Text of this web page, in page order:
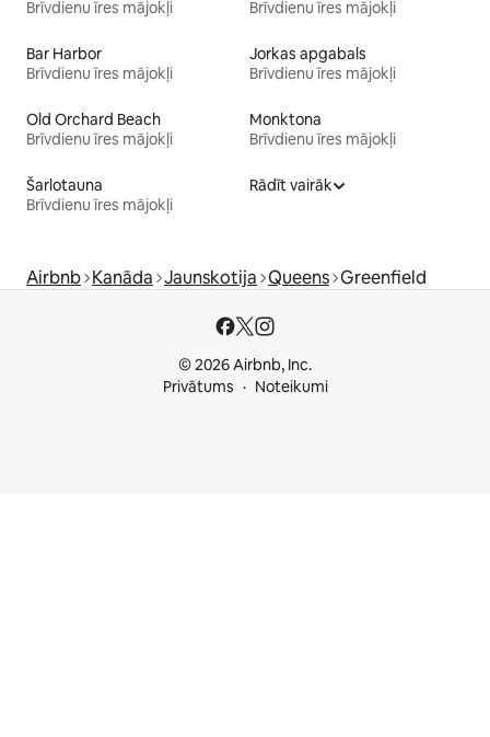
Brīvdienu īres mājokļi Brīvdienu īres mājokļi
Bar Harbor
Brīvdienu īres mājokļi
Jorkas apgabals
Brīvdienu īres mājokļi
Old Orchard Beach
Brīvdienu īres mājokļi
Monktona
Brīvdienu īres mājokļi
Šarlotauna
Brīvdienu īres mājokļi
Rādīt vairāk
Airbnb Kanāda Jaunskotija Queens Greenfield
© 2026 Airbnb, Inc.
Privātums
Noteikumi